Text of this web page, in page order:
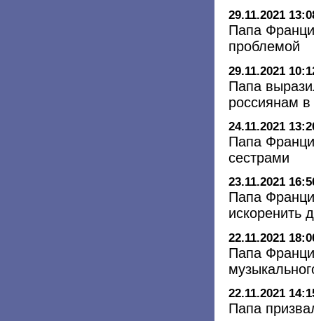
29.11.2021
Папа
проблемой
29.11.2021
Папа
россиянам в
24.11.2021
Папа
сестрами
23.11.2021
Папа
искоренить
22.11.2021
Папа
22.11.2021
Папа